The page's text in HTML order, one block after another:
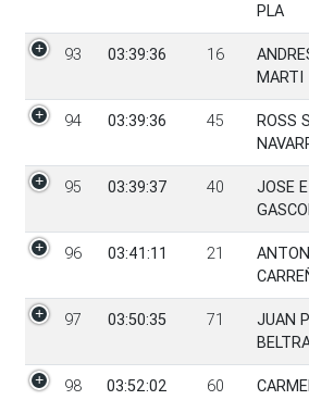
PLA
93 03:39:36 16
MARTI
94 03:39:36 45
ROSS
95 03:39:37 40
JOSE
96 03:41:11 21
97 03:50:35 71
JUAN
98 03:52:02 60